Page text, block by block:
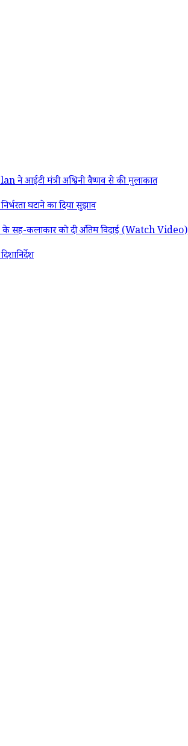
ने आईटी मंत्री अश्विनी वैष्णव से की मुलाकात
घटाने का दिया सुझाव
सह-कलाकार को दी अंतिम विदाई (Watch Video)